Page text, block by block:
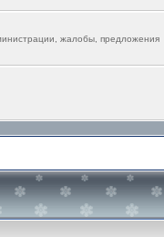
жалобы, предложения